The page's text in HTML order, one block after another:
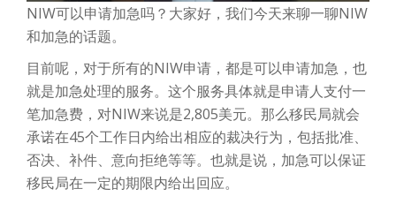
NIW可以申请加急吗？大家好，我们今天来聊一聊NIW
和加急的话题。
目前呢，对于所有的NIW申请，都是可以申请加急，也
就是加急处理的服务。这个服务具体就是申请人支付一
笔加急费，对NIW来说是2,805美元。那么移民局就会
承诺在45个工作日内给出相应的裁决行为，包括批准、
否决、补件、意向拒绝等等。也就是说，加急可以保证
移民局在一定的期限内给出回应。